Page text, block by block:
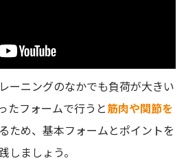
ーニングのなかでも負荷が大きい
たフォームで行うと筋肉や関節を
ため、基本フォームとポイントを
しましょう。